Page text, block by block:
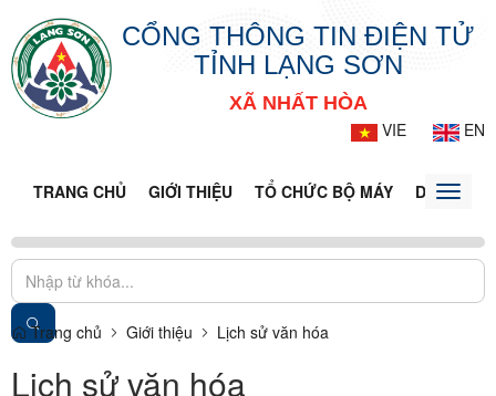
CỔNG THÔNG TIN ĐIỆN TỬ
TỈNH LẠNG SƠN
XÃ NHẤT HÒA
VIE
EN
TRANG CHỦ GIỚI THIỆU TỔ CHỨC BỘ MÁY DOANH
Toggle
Trang chủ Giới thiệu Lịch sử văn hóa
Lịch sử văn hóa